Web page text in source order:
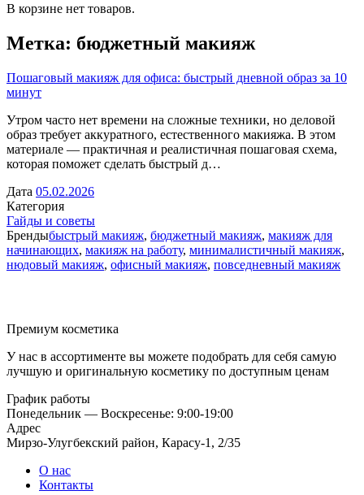
В корзине нет товаров.
Метка: бюджетный макияж
Пошаговый макияж для офиса: быстрый дневной образ за 10
минут
Утром часто нет времени на сложные техники, но деловой
образ требует аккуратного, естественного макияжа. В этом
материале — практичная и реалистичная пошаговая схема,
которая поможет сделать быстрый д…
Дата 05.02.2026
Категория
Гайды и советы
Брендыбыстрый макияж, бюджетный макияж, макияж для
начинающих, макияж на работу, минималистичный макияж,
нюдовый макияж, офисный макияж, повседневный макияж
Премиум косметика
У нас в ассортименте вы можете подобрать для себя самую
лучшую и оригинальную косметику по доступным ценам
График работы
Понедельник — Воскресенье: 9:00-19:00
Адрес
Мирзо-Улугбекский район, Карасу-1, 2/35
О нас
Контакты